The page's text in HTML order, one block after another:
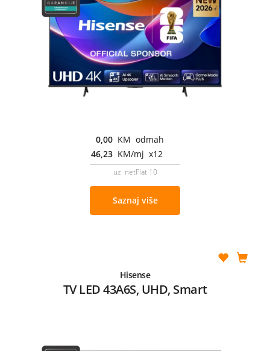
0,00 KM odmah
46,23 KM/mj x12
uz netFlat 10
Saznaj više
Hisense
TV LED 43A6S, UHD, Smart